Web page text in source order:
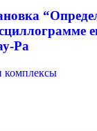
Ра
комплексы